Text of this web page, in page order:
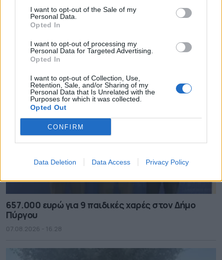
I want to opt-out of the Sale of my
Personal Data.
Opted In
I want to opt-out of processing my
Personal Data for Targeted Advertising.
Opted In
I want to opt-out of Collection, Use,
Retention, Sale, and/or Sharing of my
Personal Data that Is Unrelated with the
Purposes for which it was collected.
Opted Out
CONFIRM
Data Deletion Data Access Privacy Policy
ΔΗΜΟΙ
657.000 ευρώ για 9 παιδικές χαρές στον Δήμο
Πύργου
07.08.2026 - 16.28